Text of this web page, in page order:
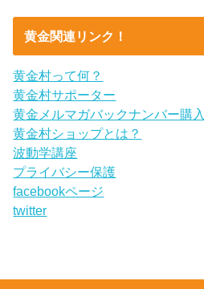
黄金関連リンク！
黄金村って何？
黄金村サポーター
黄金メルマガバックナンバー購入
黄金村ショップとは？
波動学講座
プライバシー保護
facebookページ
twitter